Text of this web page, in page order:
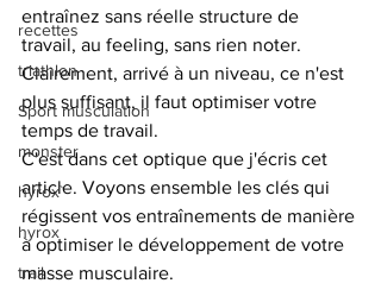
recettes
triathlon
Sport musculation
monster
hyrox`
hyrox
trail
entraînez sans réelle structure de
travail, au feeling, sans rien noter.
Clairement, arrivé à un niveau, ce n'est
plus suffisant, il faut optimiser votre
temps de travail.
C'est dans cet optique que j'écris cet
article. Voyons ensemble les clés qui
régissent vos entraînements de manière
à optimiser le développement de votre
masse musculaire.